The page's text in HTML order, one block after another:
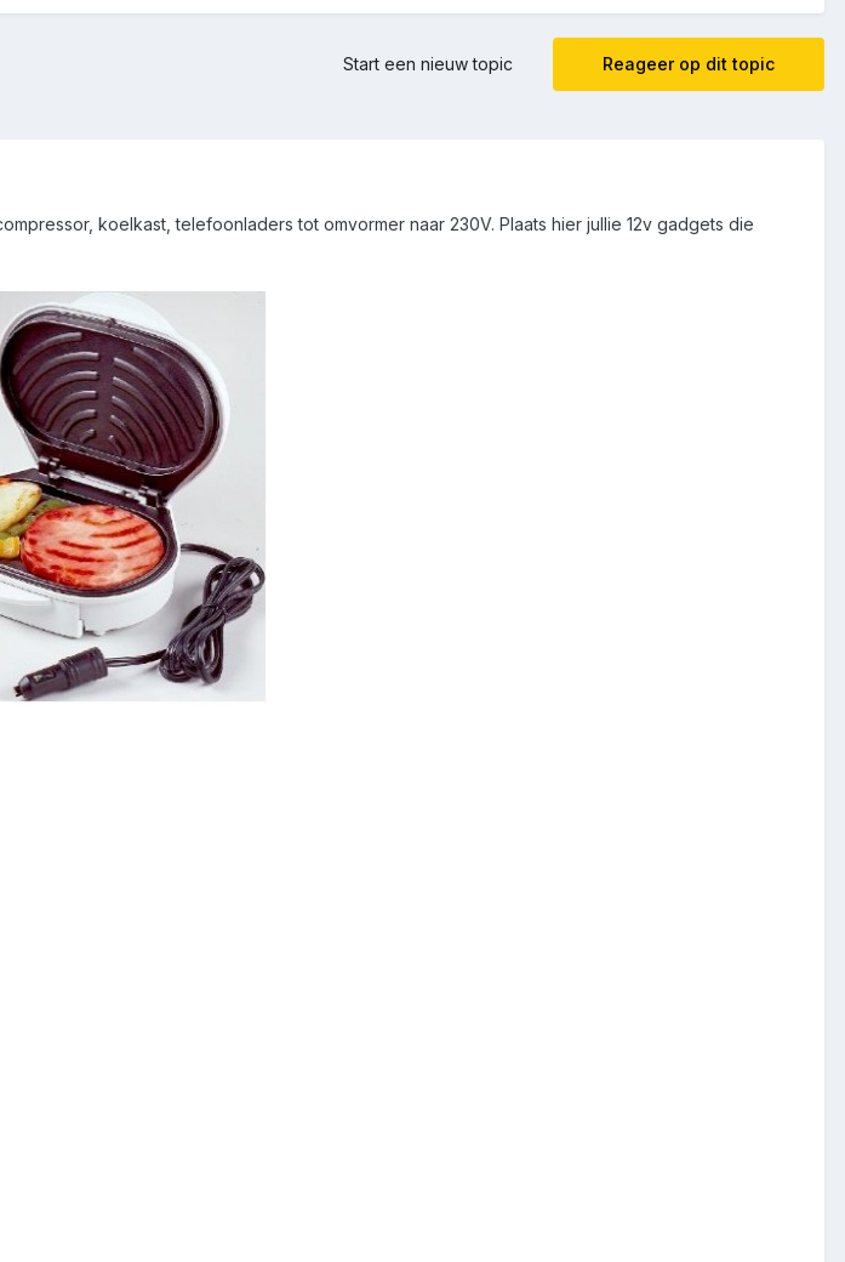
Reageer op dit topic
Start een nieuw topic
koelkast, telefoonladers tot omvormer naar 230V. Plaats hier jullie 12v gadgets die